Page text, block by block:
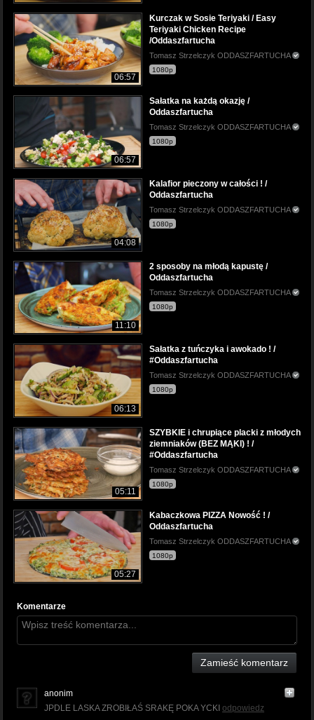
06:57
Kurczak w Sosie Teriyaki / Easy
Teriyaki Chicken Recipe
/Oddaszfartucha
Tomasz Strzelczyk ODDASZFARTUCHA
1080p
06:57
Sałatka na każdą okazję /
Oddaszfartucha
Tomasz Strzelczyk ODDASZFARTUCHA
1080p
04:08
Kalafior pieczony w całości ! /
Oddaszfartucha
Tomasz Strzelczyk ODDASZFARTUCHA
1080p
11:10
2 sposoby na młodą kapustę /
Oddaszfartucha
Tomasz Strzelczyk ODDASZFARTUCHA
1080p
06:13
Sałatka z tuńczyka i awokado ! /
#Oddaszfartucha
Tomasz Strzelczyk ODDASZFARTUCHA
1080p
05:11
SZYBKIE i chrupiące placki z młodych
ziemniaków (BEZ MĄKI) ! /
#Oddaszfartucha
Tomasz Strzelczyk ODDASZFARTUCHA
1080p
05:27
Kabaczkowa PIZZA Nowość ! /
Oddaszfartucha
Tomasz Strzelczyk ODDASZFARTUCHA
1080p
Komentarze
Zamieść komentarz
anonim
JPDLE LASKA ZROBIŁAŚ SRAKĘ POKA YCKI odpowiedz